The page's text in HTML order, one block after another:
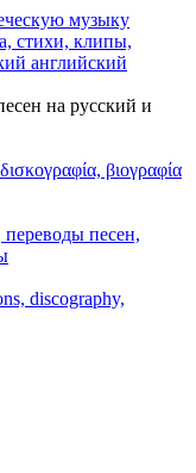
на русский и